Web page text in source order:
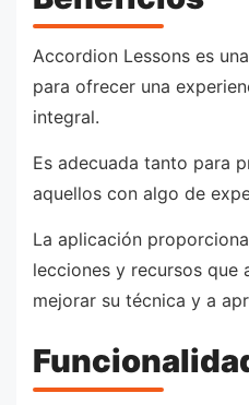
Accordion Lessons es
para ofrecer una
integral.
Es adecuada tanto para
aquellos con algo de
La aplicación
lecciones y recursos que
mejorar su técnica y a